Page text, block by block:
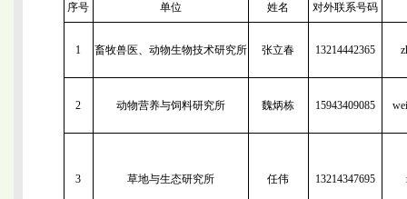
序号 单位 姓名 对外联系号码
1 畜牧兽医、动物生物技术研究所 张立春 13214442365
2 动物营养与饲料研究所 魏炳栋 15943409085
3 草地与生态研究所 任伟 13214347695